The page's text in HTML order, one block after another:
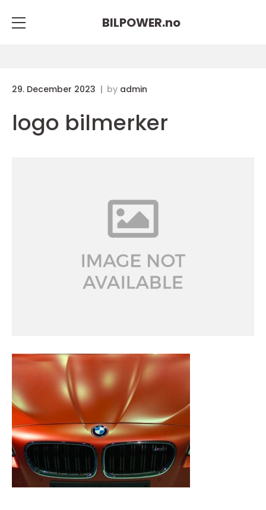
BILPOWER.no
29. December 2023 by admin
logo bilmerker